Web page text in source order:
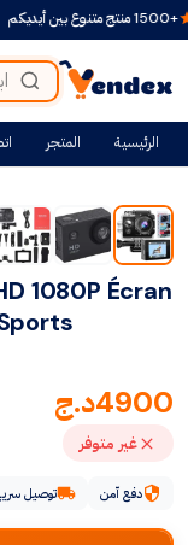
الرئيسية المتجر
1080P Écran
4900د.ج
غير متوفر
دفع آمن توصيل